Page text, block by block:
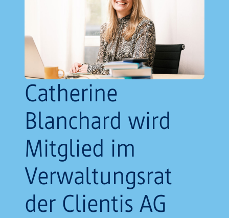
Catherine
Blanchard wird
Mitglied im
Verwaltungsrat
der Clientis AG